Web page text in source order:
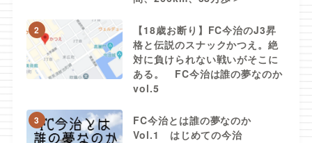
2
【18歳お断り】FC今治のJ3昇
格と伝説のスナックかつえ。絶
対に負けられない戦いがそこに
ある。 FC今治は誰の夢なのか
vol.5
3
FC今治とは誰の夢なのか
Vol.1 はじめての今治